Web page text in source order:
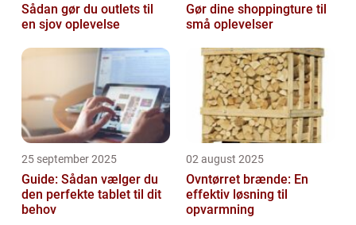
Sådan gør du outlets til
en sjov oplevelse
Gør dine shoppingture til
små oplevelser
25 september 2025
Guide: Sådan vælger du
den perfekte tablet til dit
behov
02 august 2025
Ovntørret brænde: En
effektiv løsning til
opvarmning